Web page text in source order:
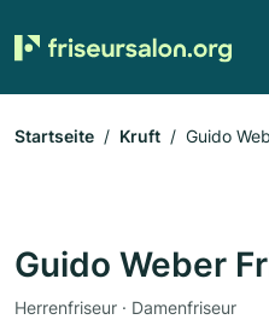
Startseite Kruft Guido
Guido Weber
Herrenfriseur · Damenfriseur